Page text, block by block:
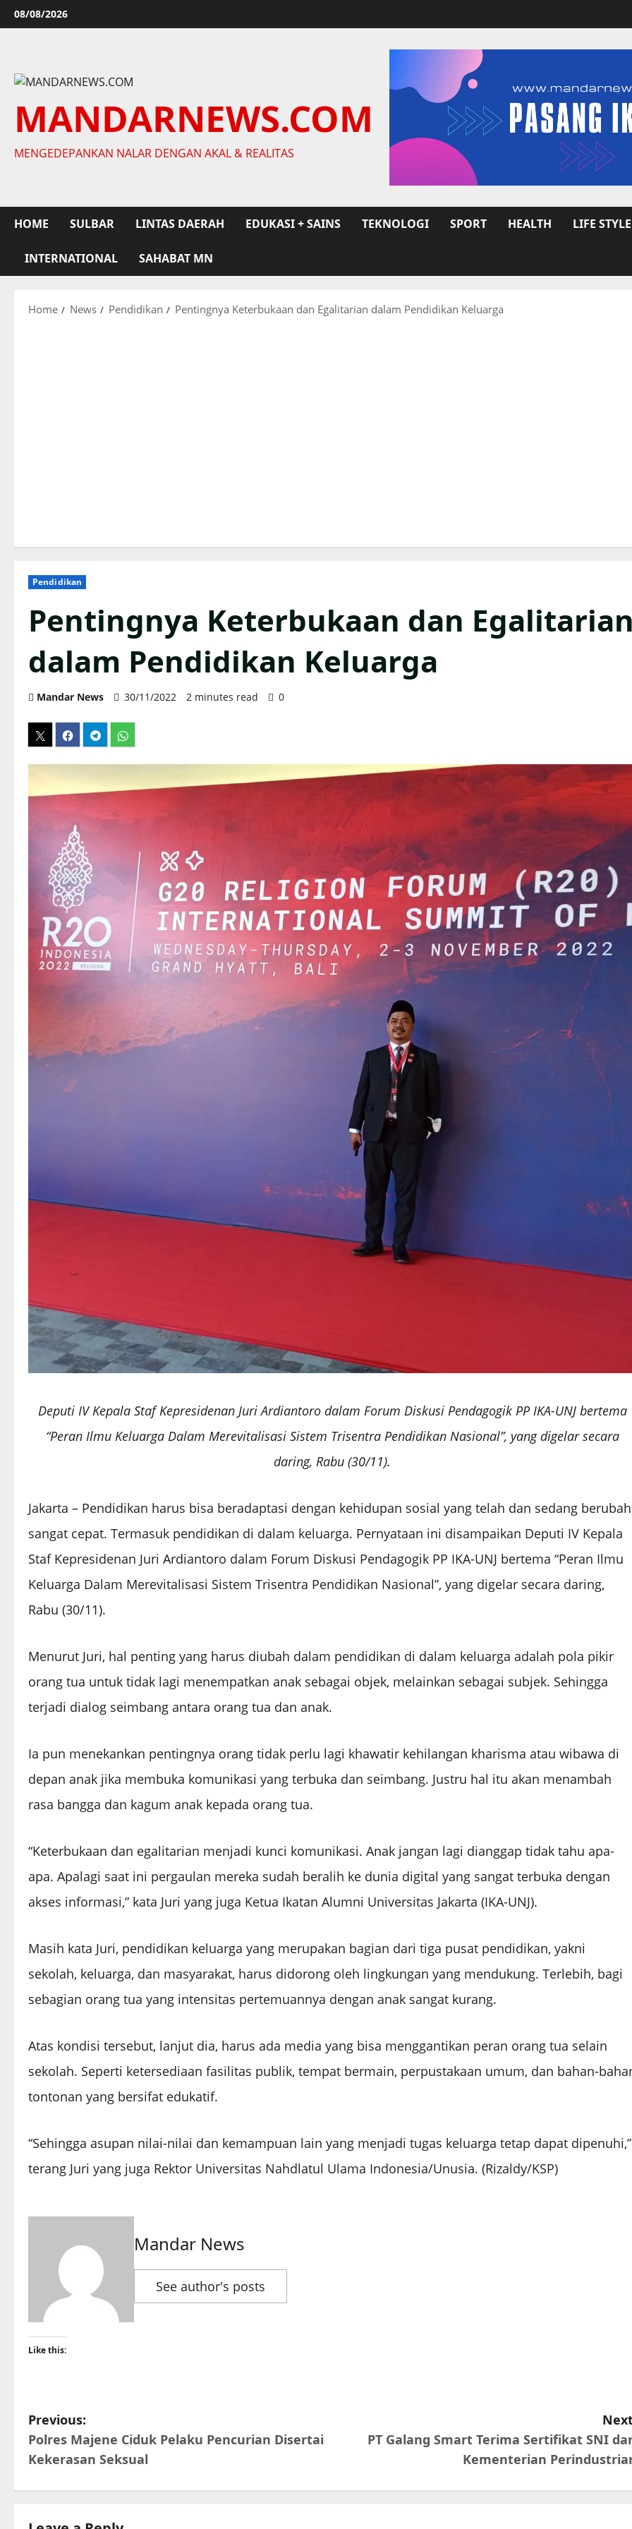
Skip
to
08/08/2026
MANDARNEWS.COM
MENGEDEPANKAN NALAR DENGAN AKAL & REALITAS
HOME SULBAR LINTAS DAERAH EDUKASI + SAINS TEKNOLOGI SPORT HEALTH LIFE STYLE
INTERNATIONAL SAHABAT MN
Home News Pendidikan Pentingnya Keterbukaan dan Egalitarian dalam Pendidikan Keluarga
Pendidikan
Pentingnya Keterbukaan dan
dalam Pendidikan Keluarga
Mandar News 30/11/2022 2 minutes read 0
Deputi IV Kepala Staf Kepresidenan Juri Ardiantoro dalam Forum Diskusi Pendagogik PP IKA-UNJ bertema
“Peran Ilmu Keluarga Dalam Merevitalisasi Sistem Trisentra Pendidikan Nasional”, yang digelar secara
daring, Rabu (30/11).
Jakarta – Pendidikan harus bisa beradaptasi dengan kehidupan sosial yang telah dan sedang berubah
sangat cepat. Termasuk pendidikan di dalam keluarga. Pernyataan ini disampaikan Deputi IV Kepala
Staf Kepresidenan Juri Ardiantoro dalam Forum Diskusi Pendagogik PP IKA-UNJ bertema “Peran Ilmu
Keluarga Dalam Merevitalisasi Sistem Trisentra Pendidikan Nasional”, yang digelar secara daring,
Rabu (30/11).
Menurut Juri, hal penting yang harus diubah dalam pendidikan di dalam keluarga adalah pola pikir
orang tua untuk tidak lagi menempatkan anak sebagai objek, melainkan sebagai subjek. Sehingga
terjadi dialog seimbang antara orang tua dan anak.
Ia pun menekankan pentingnya orang tidak perlu lagi khawatir kehilangan kharisma atau wibawa di
depan anak jika membuka komunikasi yang terbuka dan seimbang. Justru hal itu akan menambah
rasa bangga dan kagum anak kepada orang tua.
“Keterbukaan dan egalitarian menjadi kunci komunikasi. Anak jangan lagi dianggap tidak tahu apa-
apa. Apalagi saat ini pergaulan mereka sudah beralih ke dunia digital yang sangat terbuka dengan
akses informasi,” kata Juri yang juga Ketua Ikatan Alumni Universitas Jakarta (IKA-UNJ).
Masih kata Juri, pendidikan keluarga yang merupakan bagian dari tiga pusat pendidikan, yakni
sekolah, keluarga, dan masyarakat, harus didorong oleh lingkungan yang mendukung. Terlebih, bagi
sebagian orang tua yang intensitas pertemuannya dengan anak sangat kurang.
Atas kondisi tersebut, lanjut dia, harus ada media yang bisa menggantikan peran orang tua selain
sekolah. Seperti ketersediaan fasilitas publik, tempat bermain, perpustakaan umum, dan bahan-
tontonan yang bersifat edukatif.
“Sehingga asupan nilai-nilai dan kemampuan lain yang menjadi tugas keluarga tetap dapat dipenuhi,”
terang Juri yang juga Rektor Universitas Nahdlatul Ulama Indonesia/Unusia. (Rizaldy/KSP)
Mandar News
See author's posts
Like this:
P
o
s
Previous:
Polres Majene Ciduk Pelaku Pencurian Disertai
Kekerasan Seksual
PT Galang Smart Terima Sertifikat SNI
Kementerian